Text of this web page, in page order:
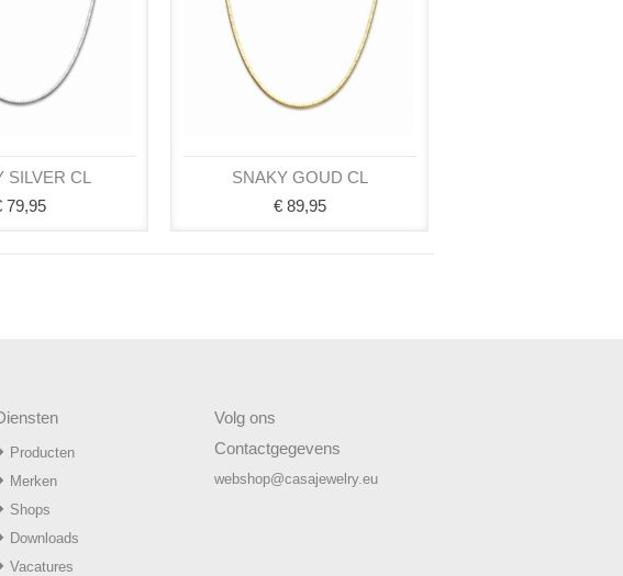
SILVER CL
79,95
SNAKY GOUD CL
€ 89,95
Producten
Merken
Shops
Downloads
Vacatures
Volg ons
Contactgegevens
webshop@casajewelry.eu